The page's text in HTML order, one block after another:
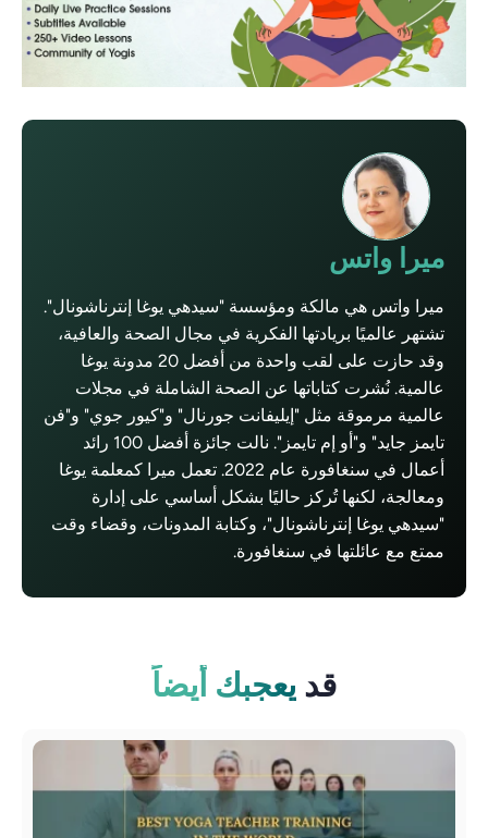
ميرا واتس
ميرا واتس هي مالكة ومؤسسة "سيدهي يوغا إنترناشونال".
تشتهر عالميًا بريادتها الفكرية في مجال الصحة والعافية،
وقد حازت على لقب واحدة من أفضل 20 مدونة يوغا
عالمية. نُشرت كتاباتها عن الصحة الشاملة في مجلات
عالمية مرموقة مثل "إيليفانت جورنال" و"كيور جوي" و"فن
تايمز جايد" و"أو إم تايمز". نالت جائزة أفضل 100 رائد
أعمال في سنغافورة عام 2022. تعمل ميرا كمعلمة يوغا
ومعالجة، لكنها تُركز حاليًا بشكل أساسي على إدارة
"سيدهي يوغا إنترناشونال"، وكتابة المدونات، وقضاء وقت
ممتع مع عائلتها في سنغافورة.
قديعجبك أيضاً